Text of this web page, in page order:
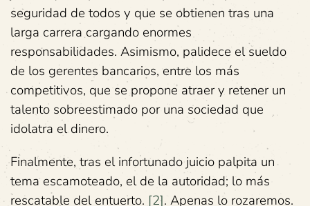
seguridad de todos y que se obtienen tras una
larga carrera cargando enormes
responsabilidades. Asimismo, palidece el sueldo
de los gerentes bancarios, entre los más
competitivos, que se propone atraer y retener un
talento sobreestimado por una sociedad que
idolatra el dinero.
Finalmente, tras el infortunado juicio palpita un
tema escamoteado, el de la autoridad; lo más
rescatable del entuerto. [2]. Apenas lo rozaremos.